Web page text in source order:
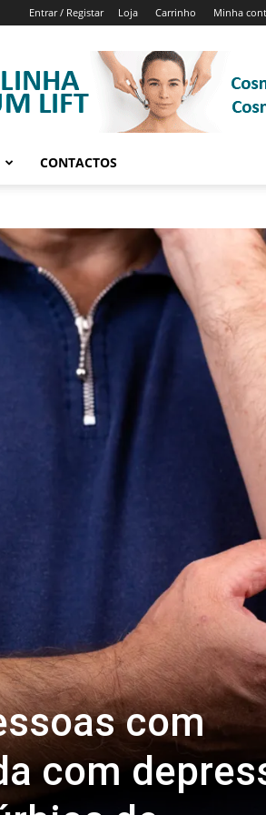
Entrar / Registar Loja Carrinho Minha
CONTACTOS
com
com